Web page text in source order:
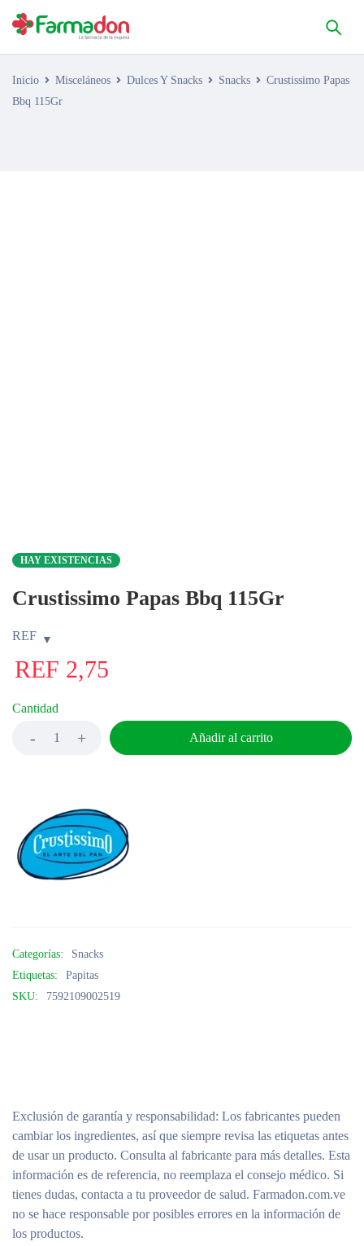
Inicio Misceláneos Dulces Y Snacks Snacks
Crustissimo Papas
Bbq 115Gr
HAY EXISTENCIAS
Crustissimo Papas Bbq 115Gr
REF
REF 2,75
Cantidad
Añadir al carrito
Categorías:
Snacks
Etiquetas:
Papitas
SKU:
7592109002519
Exclusión de garantía y responsabilidad: Los fabricantes pueden
cambiar los ingredientes, así que siempre revisa las etiquetas antes
de usar un producto. Consulta al fabricante para más detalles. Esta
información es de referencia, no reemplaza el consejo médico. Si
tienes dudas, contacta a tu proveedor de salud. Farmadon.com.ve
no se hace responsable por posibles errores en la información de
los productos.